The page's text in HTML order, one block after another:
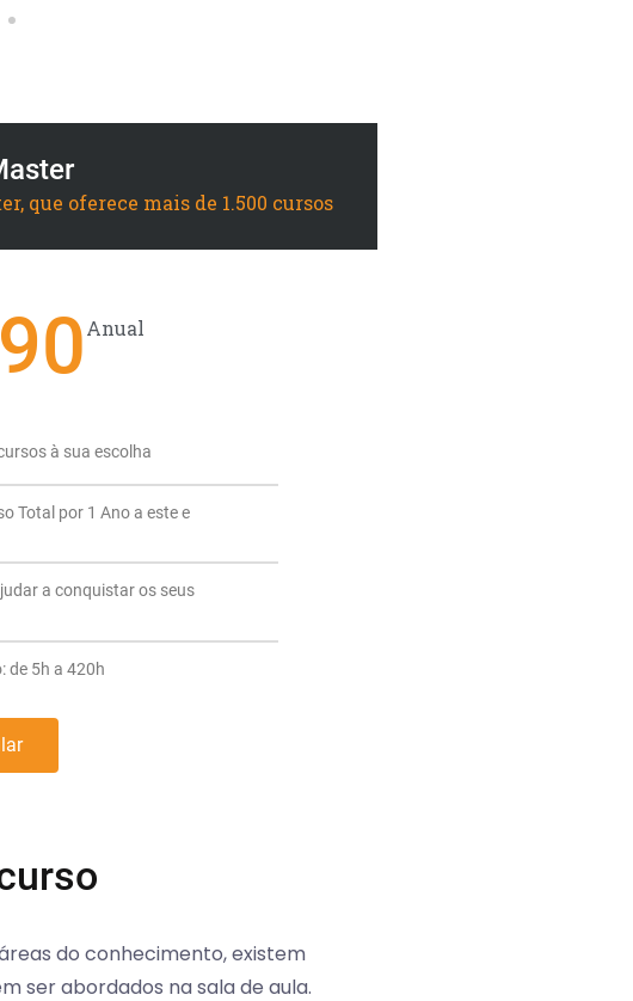
que oferece mais de 1.500 cursos
Anual
à sua escolha
Total por 1 Ano a este e
a conquistar os seus
de 5h a 420h
do conhecimento, existem
ser abordados na sala de aula.